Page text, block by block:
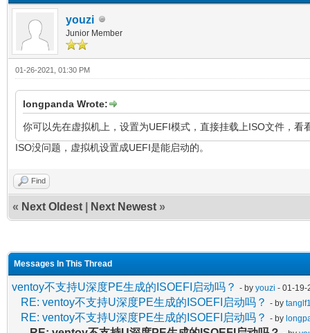
youzi
Junior Member
01-26-2021, 01:30 PM
longpanda Wrote:
你可以先在虚拟机上，设置为UEFI模式，直接挂载上ISO文件，看
ISO没问题，虚拟机设置成UEFI是能启动的。
Find
« Next Oldest Next Newest »
Messages In This Thread
ventoy不支持U深度PE生成的ISOEFI启动吗？ - by youzi - 01-19-
RE: ventoy不支持U深度PE生成的ISOEFI启动吗？ - by
RE: ventoy不支持U深度PE生成的ISOEFI启动吗？ - by